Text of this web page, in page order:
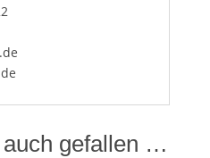
gefallen …